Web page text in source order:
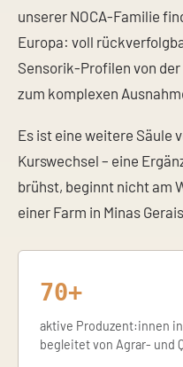
unserer NOCA-Familie
Europa: voll
Sensorik-Profilen von
zum komplexen
Es ist eine weitere Säule
Kurswechsel – eine
brühst, beginnt nicht am
einer Farm in Minas
70+
aktive Produzent:innen
begleitet von Agrar- und